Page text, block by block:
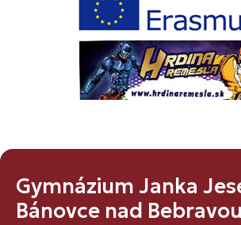
Gymnázium Janka
Bánovce nad Bebravou